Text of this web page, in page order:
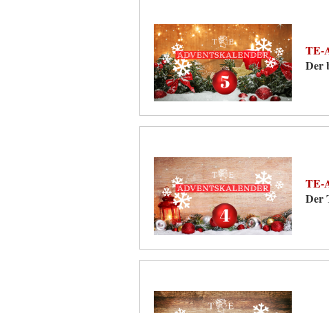
TE-
Der
TE-
Der